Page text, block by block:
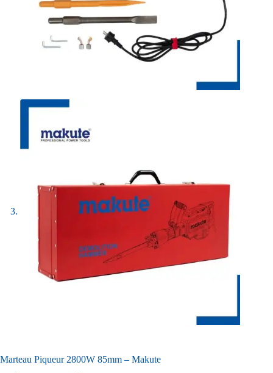
Marteau Piqueur 2800W 85mm – Makute